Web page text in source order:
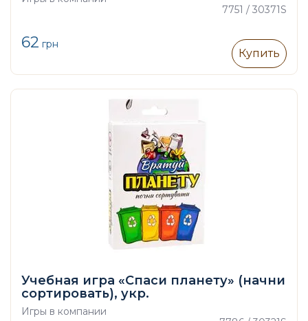
7751 / 30371S
62 грн
Купить
Учебная игра «Спаси планету» (начни
сортировать), укр.
Игры в компании